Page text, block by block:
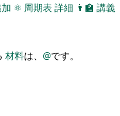
⚛ 周期表 詳細 👨‍🏫 講義
材料は、 @です。